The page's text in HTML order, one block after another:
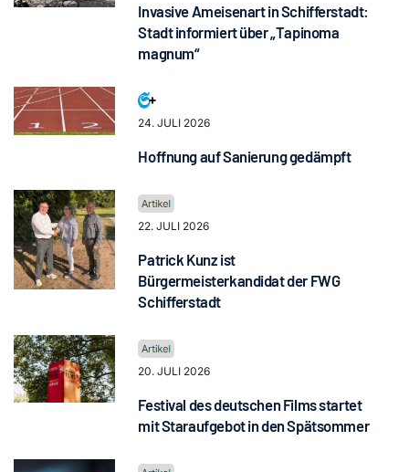
Invasive Ameisenart in Schifferstadt:
Stadt informiert über „Tapinoma
magnum“
24. JULI 2026
Hoffnung auf Sanierung gedämpft
22. JULI 2026
Patrick Kunz ist
Bürgermeisterkandidat der FWG
Schifferstadt
20. JULI 2026
Festival des deutschen Films startet
mit Staraufgebot in den Spätsommer